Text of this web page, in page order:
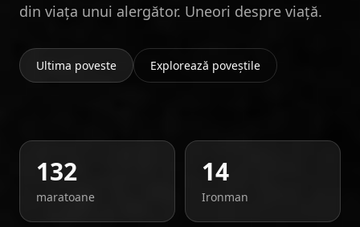
din viața unui alergător. Uneori despre viață.
Ultima poveste Explorează poveștile
132
maratoane
14
Ironman